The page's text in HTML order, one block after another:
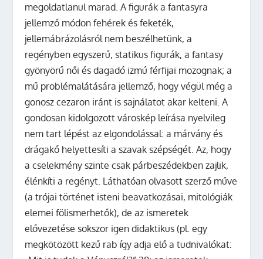
megoldatlanul marad. A figurák a fantasyra
jellemző módon fehérek és feketék,
jellemábrázolásról nem beszélhetünk, a
regényben egyszerű, statikus figurák, a fantasy
gyönyörű női és dagadó izmú férfijai mozognak; a
mű problémalátására jellemző, hogy végül még a
gonosz cezaron iránt is sajnálatot akar kelteni. A
gondosan kidolgozott városkép leírása nyelvileg
nem tart lépést az elgondolással: a márvány és
drágakő helyettesíti a szavak szépségét. Az, hogy
a cselekmény szinte csak párbeszédekben zajlik,
élénkíti a regényt. Láthatóan olvasott szerző műve
(a trójai történet isteni beavatkozásai, mitológiák
elemei fölismerhetők), de az ismeretek
elővezetése sokszor igen didaktikus (pl. egy
megkötözött kezű rab így adja elő a tudnivalókat: